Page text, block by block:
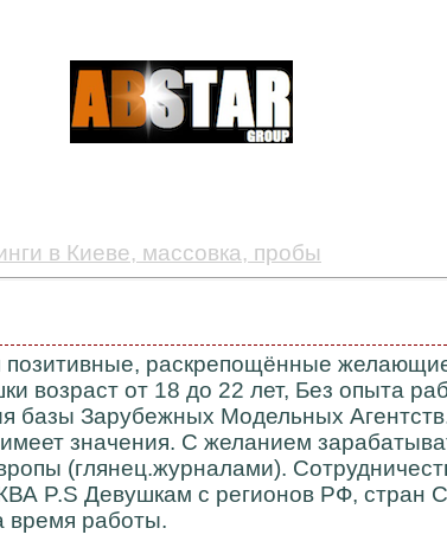
в Киеве, массовка, пробы
раскрепощённые
возраст от 18 до 22 лет, Без опыта
базы Зарубежных Модельных
значения. С желанием
(глянец.журналами).
P.S Девушкам с регионов РФ, стран
время работы.